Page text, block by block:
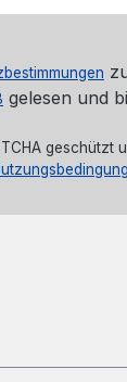
gelesen und
geschützt